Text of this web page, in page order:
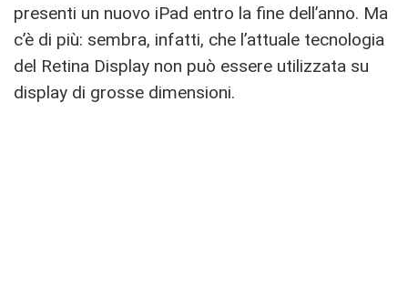
presenti un nuovo iPad entro la fine dell’anno. Ma
c’è di più: sembra, infatti, che l’attuale tecnologia
del Retina Display non può essere utilizzata su
display di grosse dimensioni.